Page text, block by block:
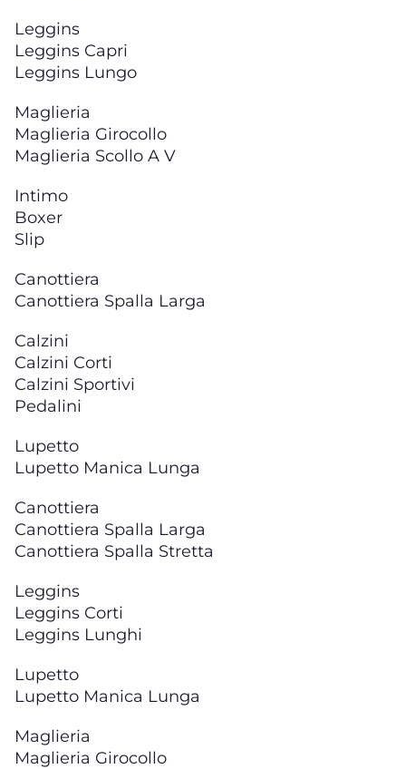
Leggins
Leggins Capri
Leggins Lungo
Maglieria
Maglieria Girocollo
Maglieria Scollo A V
Intimo
Boxer
Slip
Canottiera
Canottiera Spalla Larga
Calzini
Calzini Corti
Calzini Sportivi
Pedalini
Lupetto
Lupetto Manica Lunga
Canottiera
Canottiera Spalla Larga
Canottiera Spalla Stretta
Leggins
Leggins Corti
Leggins Lunghi
Lupetto
Lupetto Manica Lunga
Maglieria
Maglieria Girocollo